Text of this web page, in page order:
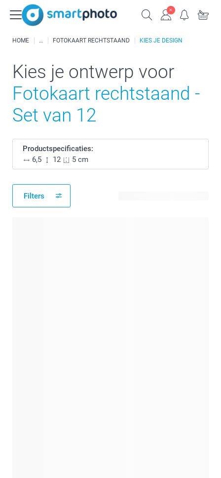
HOME FOTOKAART RECHTSTAAND KIES JE DESIGN
Kies je ontwerp voor
Fotokaart rechtstaand -
Set van 12
Productspecificaties:
6,5
12 5 cm
Filters